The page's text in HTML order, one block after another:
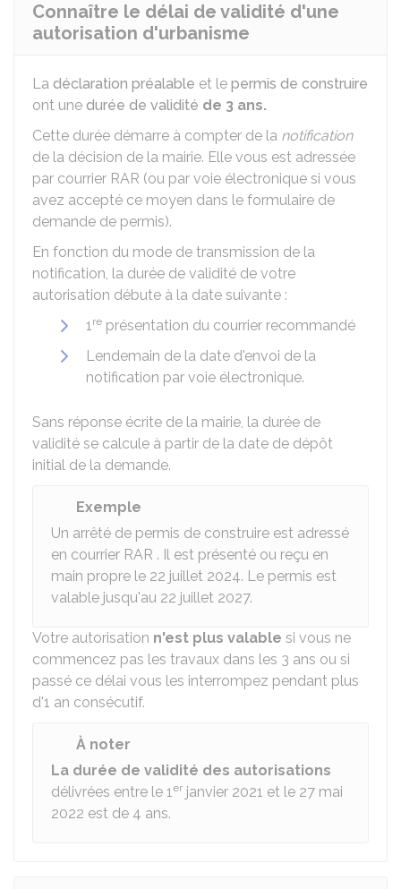
Connaître le délai de validité d'une
autorisation d'urbanisme
La déclaration préalable et le permis de construire
ont une durée de validité de 3 ans.
Cette durée démarre à compter de la notification
de la décision de la mairie. Elle vous est adressée
par courrier RAR (ou par voie électronique si vous
avez accepté ce moyen dans le formulaire de
demande de permis).
En fonction du mode de transmission de la
notification, la durée de validité de votre
autorisation débute à la date suivante :
1re présentation du courrier recommandé
Lendemain de la date d'envoi de la
notification par voie électronique.
Sans réponse écrite de la mairie, la durée de
validité se calcule à partir de la date de dépôt
initial de la demande.
Exemple
Un arrêté de permis de construire est adressé
en courrier RAR . Il est présenté ou reçu en
main propre le 22 juillet 2024. Le permis est
valable jusqu'au 22 juillet 2027.
Votre autorisation n'est plus valable si vous ne
commencez pas les travaux dans les 3 ans ou si
passé ce délai vous les interrompez pendant plus
d'1 an consécutif.
À noter
La durée de validité des autorisations
délivrées entre le 1er janvier 2021 et le 27 mai
2022 est de 4 ans.